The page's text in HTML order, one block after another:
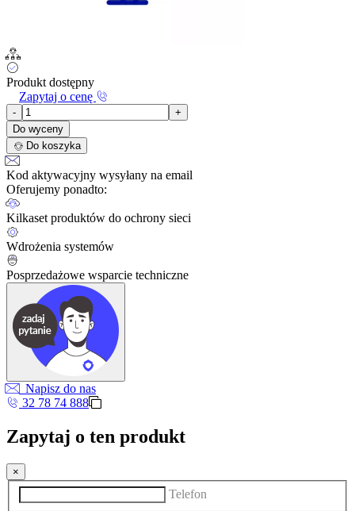
Produkt dostępny
Zapytaj o cenę
-
+
Do wyceny
Do koszyka
Kod aktywacyjny wysyłany na email
Oferujemy ponadto:
Kilkaset produktów do ochrony sieci
Wdrożenia systemów
Posprzedażowe wsparcie techniczne
Napisz do nas
32 78 74 888
Zapytaj o ten produkt
×
Telefon